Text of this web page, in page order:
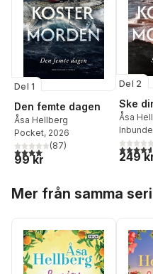
Del 1
Den femte dagen
Åsa Hellberg
Pocket, 2026
4,1utav 5 stjärnor. Totalt antal
(87)
99 kr
Del 2
Ske
Åsa
4,6utav
249
Mer från samma